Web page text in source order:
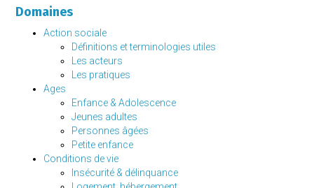
Domaines
Action sociale
Définitions et terminologies utiles
Les acteurs
Les pratiques
Ages
Enfance & Adolescence
Jeunes adultes
Personnes âgées
Petite enfance
Conditions de vie
Insécurité & délinquance